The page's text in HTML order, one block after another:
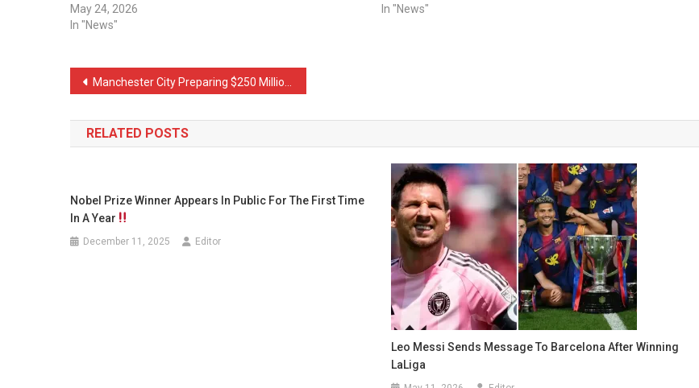
May 24, 2026
In "News"
In "News"
Post
navigation
Manchester City Preparing $250 Million to Complete 3 Transfers
RELATED POSTS
Nobel Prize Winner Appears In Public For The First Time
In A Year
December 11, 2025 Editor
Leo Messi Sends Message To Barcelona After Winning
LaLiga